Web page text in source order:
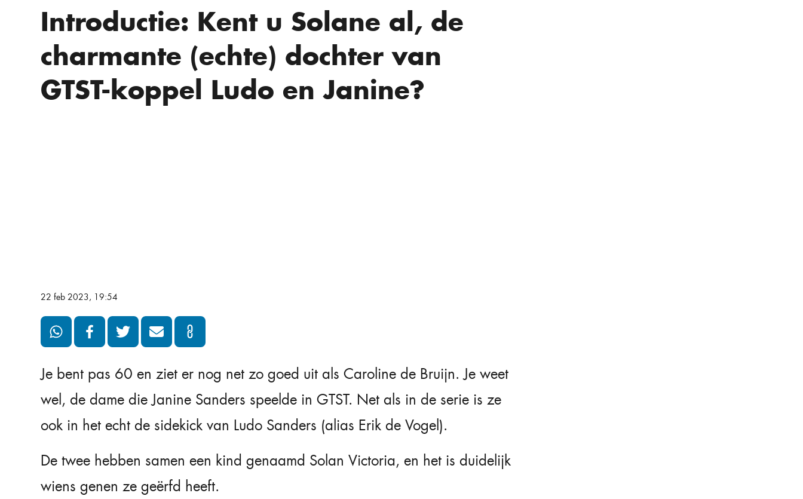
Introductie: Kent u Solane al, de
charmante (echte) dochter van
GTST-koppel Ludo en Janine?
22 feb 2023, 19:54
Je bent pas 60 en ziet er nog net zo goed uit als Caroline de Bruijn. Je weet
wel, de dame die Janine Sanders speelde in GTST. Net als in de serie is ze
ook in het echt de sidekick van Ludo Sanders (alias Erik de Vogel).
De twee hebben samen een kind genaamd Solan Victoria, en het is duidelijk
wiens genen ze geërfd heeft.